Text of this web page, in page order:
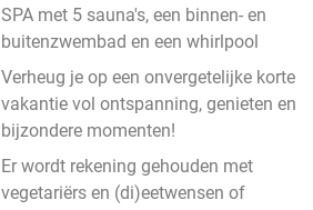
SPA met 5 sauna's, een binnen- en
buitenzwembad en een whirlpool
Verheug je op een onvergetelijke korte
vakantie vol ontspanning, genieten en
bijzondere momenten!
Er wordt rekening gehouden met
vegetariërs en (di)eetwensen of